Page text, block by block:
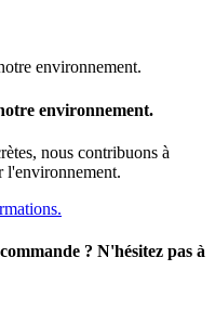
environnement.
nous contribuons à
l'environnement.
? N'hésitez pas à